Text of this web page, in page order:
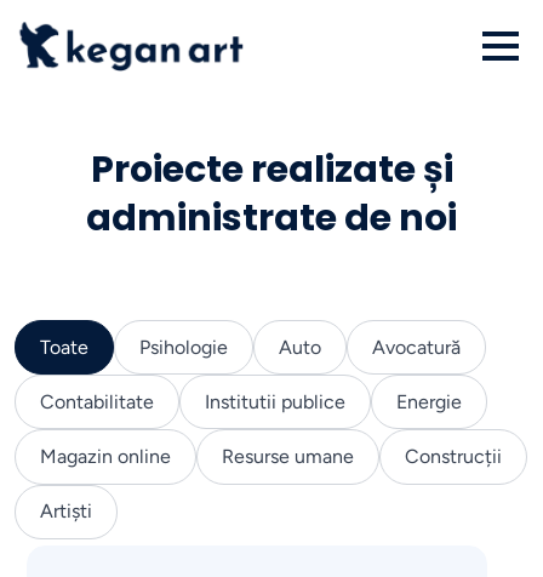
Proiecte realizate și
administrate de noi
Toate Psihologie Auto Avocatură
Contabilitate Institutii publice Energie
Magazin online Resurse umane Construcții
Artiști